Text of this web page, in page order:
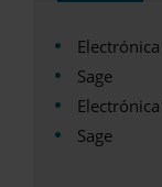
Electrónica
Sage
Electrónica
Sage